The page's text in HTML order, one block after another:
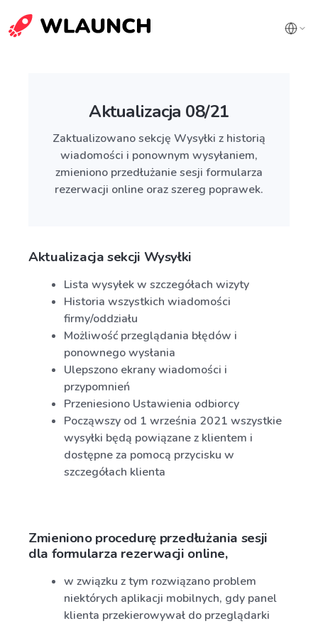
Aktualizacja 08/21
Zaktualizowano sekcję Wysyłki z historią
wiadomości i ponownym wysyłaniem,
zmieniono przedłużanie sesji formularza
rezerwacji online oraz szereg poprawek.
Aktualizacja sekcji Wysyłki
Lista wysyłek w szczegółach wizyty
Historia wszystkich wiadomości
firmy/oddziału
Możliwość przeglądania błędów i
ponownego wysłania
Ulepszono ekrany wiadomości i
przypomnień
Przeniesiono Ustawienia odbiorcy
Począwszy od 1 września 2021 wszystkie
wysyłki będą powiązane z klientem i
dostępne za pomocą przycisku w
szczegółach klienta
Zmieniono procedurę przedłużania sesji
dla formularza rezerwacji online,
w związku z tym rozwiązano problem
niektórych aplikacji mobilnych, gdy panel
klienta przekierowywał do przeglądarki